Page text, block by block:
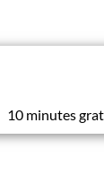
10 minutes